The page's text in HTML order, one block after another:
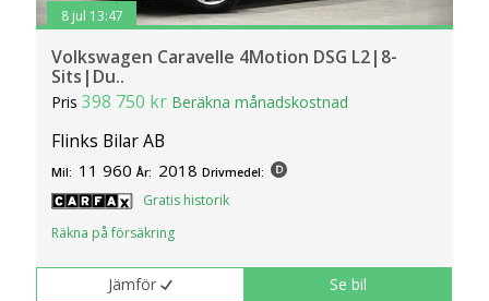
8 jul 13:47
Volkswagen Caravelle 4Motion DSG L2|8-
Sits|Du..
Pris398 750 kr Beräkna månadskostnad
Flinks Bilar AB
Mil: 11 960 År: 2018 Drivmedel:
Gratis historik
Räkna på försäkring
Jämför Se bil